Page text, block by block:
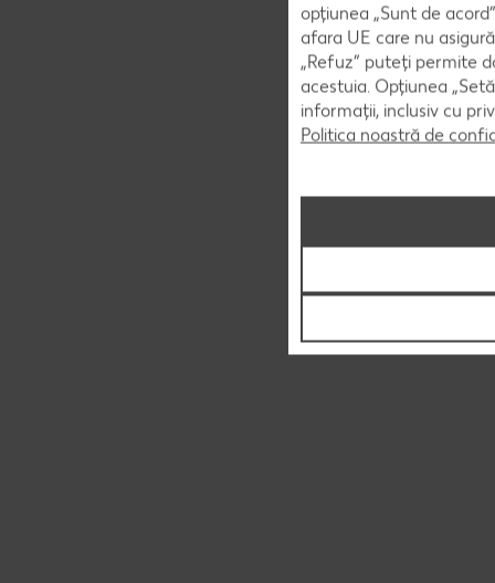
opțiunea „Sunt de
afara UE care nu
„Refuz” puteți permite
acestuia. Opțiunea
informații, inclusiv cu
Politica noastră de